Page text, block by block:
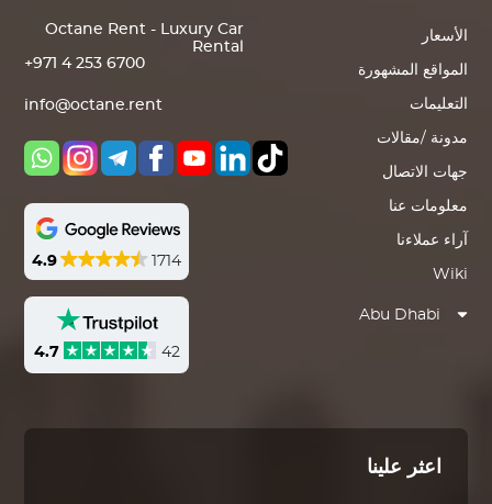
Octane Rent - Luxury Car
Rental
+971 4 253 6700
info@octane.rent
4.9 1714
4.7 42
الأسعار
المواقع المشهورة
التعليمات
مدونة /مقالات
جهات الاتصال
معلومات عنا
آراء عملاءنا
Wiki
Abu Dhabi
اعثر علينا